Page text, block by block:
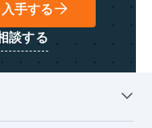
手する
談する